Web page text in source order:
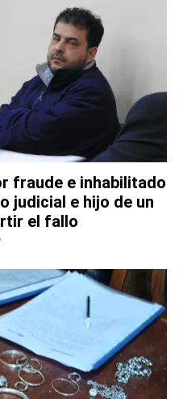
fraude e inhabilitado
judicial e hijo de un
el fallo